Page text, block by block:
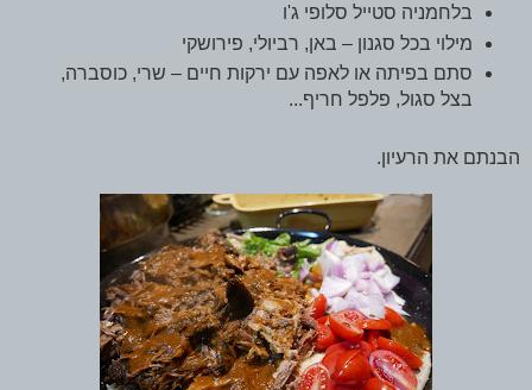
בלחמניה סטייל סלופי ג'ו
מילוי בכל סגנון – באן, רביולי, פירושקי
סתם בפיתה או לאפה עם ירקות חיים – שרי, כוסברה,
בצל סגול, פלפל חריף...
הבנתם את הרעיון.